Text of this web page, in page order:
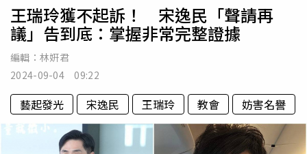
王瑞玲獲不起訴！ 宋逸民「聲請再
議」告到底：掌握非常完整證據
編輯： 林姸君
2024-09-04 09:22
藝起發光 宋逸民 王瑞玲 教會 妨害名譽